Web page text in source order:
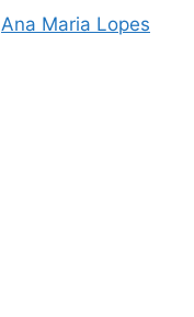
Ana Maria Lopes